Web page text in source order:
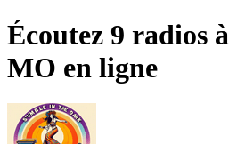
Écoutez 9 radios à
MO en ligne